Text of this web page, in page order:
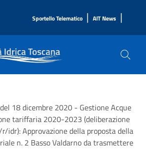
Sportello Telematico | AIT News |
18 dicembre 2020 - Gestione Acque
tariffaria 2020-2023 (deliberazione
idr): Approvazione della proposta della
n. 2 Basso Valdarno da trasmettere